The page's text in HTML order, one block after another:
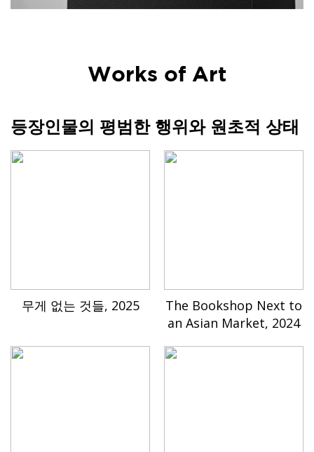
Works of Art
등장인물의 평범한 행위와 원초적 상태
무게 없는 것들, 2025
The Bookshop Next to
an Asian Market, 2024